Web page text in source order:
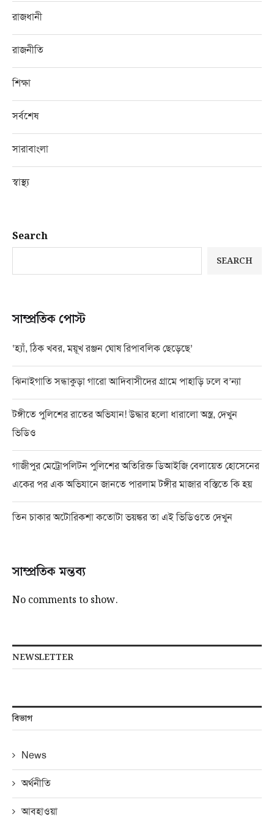
রাজধানী
রাজনীতি
শিক্ষা
সর্বশেষ
সারাবাংলা
স্বাস্থ্য
Search
SEARCH
সাম্প্রতিক পোস্ট
‘হ্যাঁ, ঠিক খবর, ময়ূখ রঞ্জন ঘোষ রিপাবলিক ছেড়েছে’
ঝিনাইগাতি সন্ধাকুড়া গারো আদিবাসীদের গ্রামে পাহাড়ি ঢলে ব’ন্যা
টঙ্গীতে পুলিশের রাতের অভিযান! উদ্ধার হলো ধারালো অস্ত্র, দেখুন
ভিডিও
গাজীপুর মেট্রোপলিটন পুলিশের অতিরিক্ত ডিআইজি বেলায়েত হোসেনের
একের পর এক অভিযানে জানতে পারলাম টঙ্গীর মাজার বস্তিতে কি হয়
তিন চাকার অটোরিকশা কতোটা ভয়ঙ্কর তা এই ভিডিওতে দেখুন
সাম্প্রতিক মন্তব্য
No comments to show.
NEWSLETTER
বিভাগ
News
অর্থনীতি
আবহাওয়া